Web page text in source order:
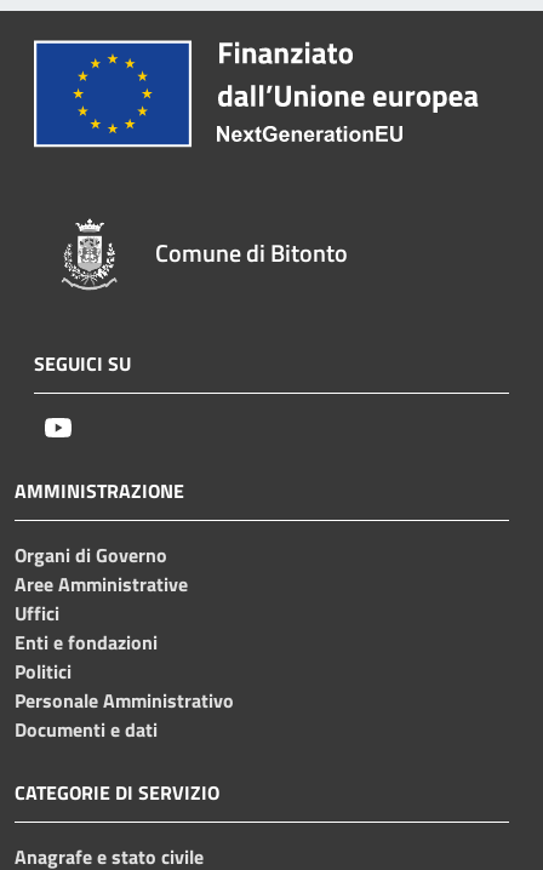
Comune di Bitonto
SEGUICI SU
AMMINISTRAZIONE
Organi di Governo
Aree Amministrative
Uffici
Enti e fondazioni
Politici
Personale Amministrativo
Documenti e dati
CATEGORIE DI SERVIZIO
Anagrafe e stato civile